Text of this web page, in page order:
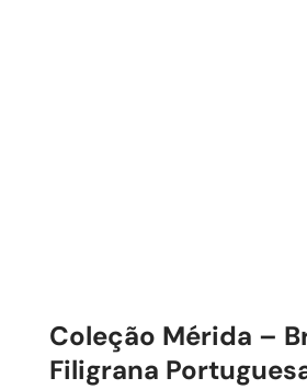
Coleção Mérida –
Filigrana